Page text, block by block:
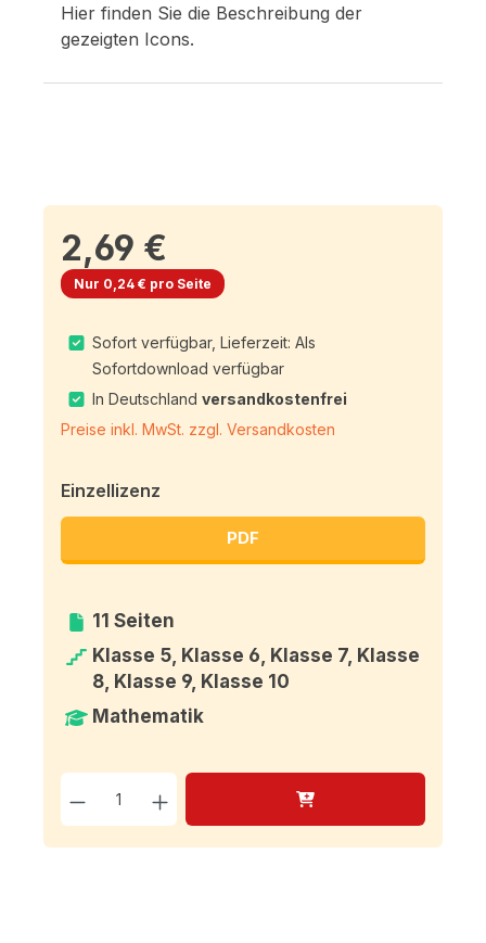
Hier finden Sie die Beschreibung der
gezeigten Icons.
2,69 €
Nur 0,24 € pro Seite
Sofort verfügbar, Lieferzeit: Als
Sofortdownload verfügbar
In Deutschlandversandkostenfrei
Preise inkl. MwSt. zzgl. Versandkosten
Einzellizenz
PDF
11 Seiten
Klasse 5, Klasse 6, Klasse 7, Klasse
8, Klasse 9, Klasse 10
Mathematik
Produkt Anzahl: Gib den